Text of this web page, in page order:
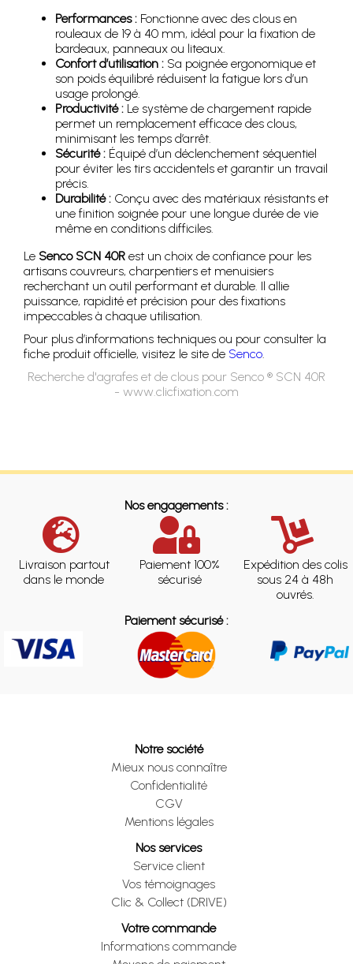
Performances : Fonctionne avec des clous en
rouleaux de 19 à 40 mm, idéal pour la fixation de
bardeaux, panneaux ou liteaux.
Confort d’utilisation : Sa poignée ergonomique et
son poids équilibré réduisent la fatigue lors d’un
usage prolongé.
Productivité : Le système de chargement rapide
permet un remplacement efficace des clous,
minimisant les temps d’arrêt.
Sécurité : Équipé d’un déclenchement séquentiel
pour éviter les tirs accidentels et garantir un travail
précis.
Durabilité : Conçu avec des matériaux résistants et
une finition soignée pour une longue durée de vie
même en conditions difficiles.
Le Senco SCN 40R est un choix de confiance pour les
artisans couvreurs, charpentiers et menuisiers
recherchant un outil performant et durable. Il allie
puissance, rapidité et précision pour des fixations
impeccables à chaque utilisation.
Pour plus d’informations techniques ou pour consulter la
fiche produit officielle, visitez le site de Senco
Recherche d'agrafes et de clous pour Senco ® SCN 40R
- www.clicfixation.com
Nos engagements :
Livraison partout
dans le monde
Paiement 100%
sécurisé
Expédition des colis
sous 24 à 48h
ouvrés.
Paiement sécurisé :
Notre société
Mieux nous connaître
Confidentialité
CGV
Mentions légales
Nos services
Service client
Vos témoignages
Clic & Collect (DRIVE)
Votre commande
Informations commande